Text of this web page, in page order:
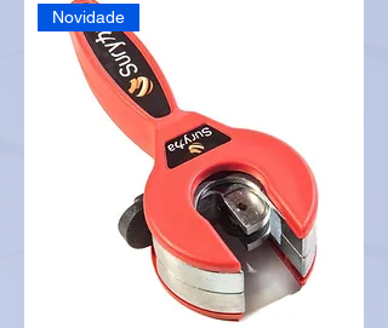
Novidade